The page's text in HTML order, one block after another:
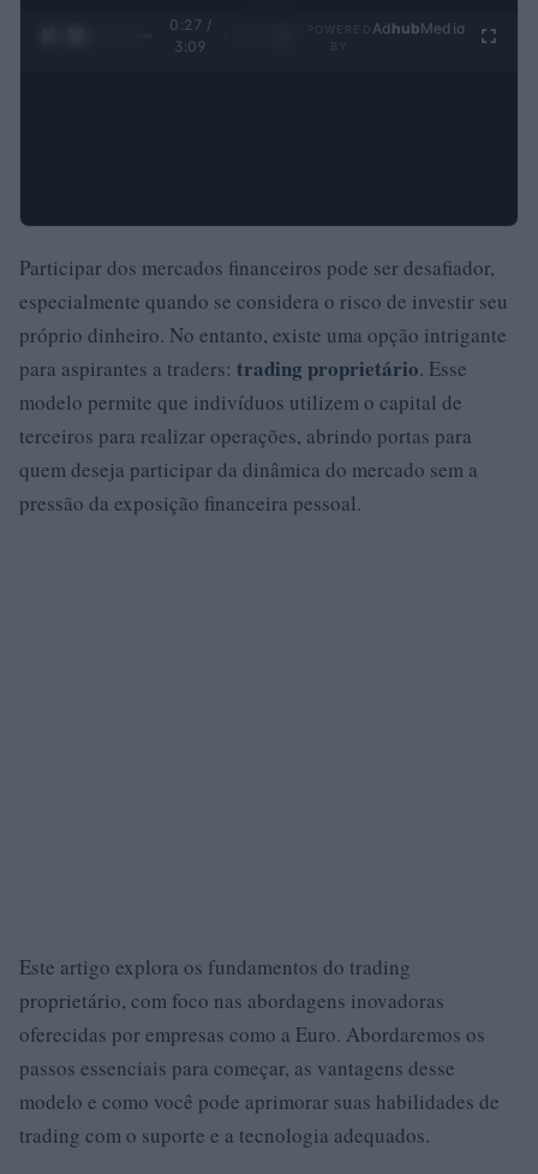
0:28 /
3:09
Ad hubMedia
Participar dos mercados financeiros pode ser desafiador,
especialmente quando se considera o risco de investir seu
próprio dinheiro. No entanto, existe uma opção intrigante
para aspirantes a traders: trading proprietário. Esse
modelo permite que indivíduos utilizem o capital de
terceiros para realizar operações, abrindo portas para
quem deseja participar da dinâmica do mercado sem a
pressão da exposição financeira pessoal.
Este artigo explora os fundamentos do trading
proprietário, com foco nas abordagens inovadoras
oferecidas por empresas como a Euro. Abordaremos os
passos essenciais para começar, as vantagens desse
modelo e como você pode aprimorar suas habilidades de
trading com o suporte e a tecnologia adequados.